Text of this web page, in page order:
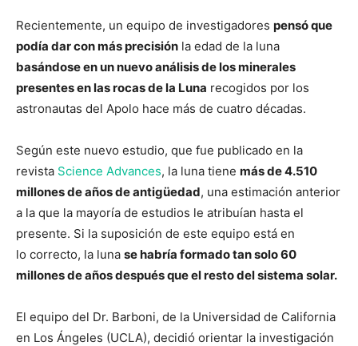
Recientemente, un equipo de investigadores pensó que
podía dar con más precisión la edad de la luna
basándose en un nuevo análisis de los minerales
presentes en las rocas de la Luna recogidos por los
astronautas del Apolo hace más de cuatro décadas.
Según este nuevo estudio, que fue publicado en la
revista Science Advances, la luna tiene más de 4.510
millones de años de antigüedad, una estimación anterior
a la que la mayoría de estudios le atribuían hasta el
presente. Si la suposición de este equipo está en
lo correcto, la luna se habría formado tan solo 60
millones de años después que el resto del sistema solar.
El equipo del Dr. Barboni, de la Universidad de California
en Los Ángeles (UCLA), decidió orientar la investigación